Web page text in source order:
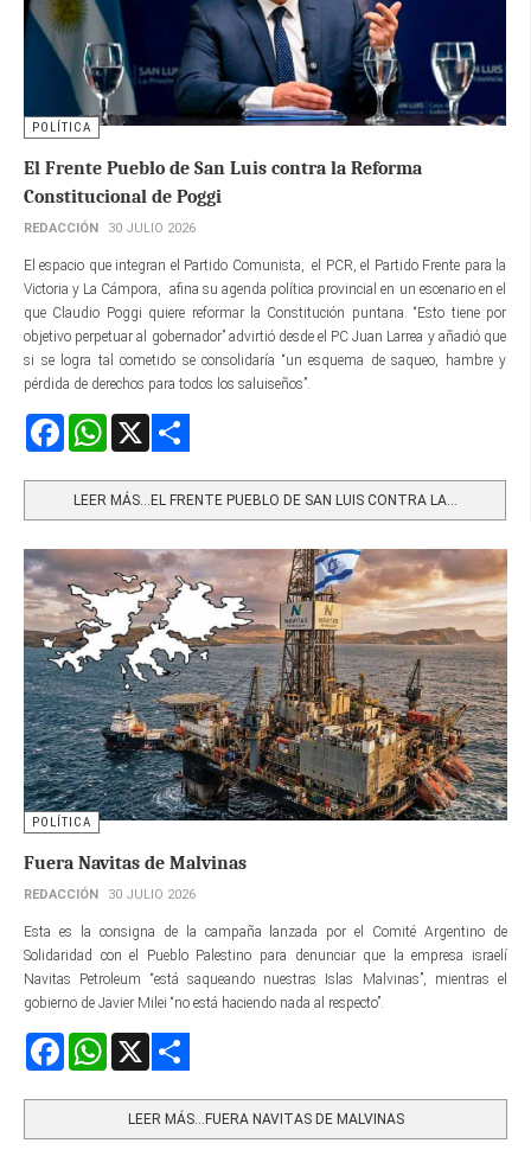
POLÍTICA
El Frente Pueblo de San Luis contra la Reforma
Constitucional de Poggi
REDACCIÓN 30 JULIO 2026
El espacio que integran el Partido Comunista, el PCR, el Partido Frente para la
Victoria y La Cámpora, afina su agenda política provincial en un escenario en el
que Claudio Poggi quiere reformar la Constitución puntana. “Esto tiene por
objetivo perpetuar al gobernador” advirtió desde el PC Juan Larrea y añadió que
si se logra tal cometido se consolidaría “un esquema de saqueo, hambre y
pérdida de derechos para todos los saluiseños”.
FacebookWhatsApp
LEER MÁS…EL FRENTE PUEBLO DE SAN LUIS CONTRA LA...
POLÍTICA
Fuera Navitas de Malvinas
REDACCIÓN 30 JULIO 2026
Esta es la consigna de la campaña lanzada por el Comité Argentino de
Solidaridad con el Pueblo Palestino para denunciar que la empresa israelí
Navitas Petroleum “está saqueando nuestras Islas Malvinas”, mientras el
gobierno de Javier Milei “no está haciendo nada al respecto”.
FacebookWhatsApp
LEER MÁS…FUERA NAVITAS DE MALVINAS